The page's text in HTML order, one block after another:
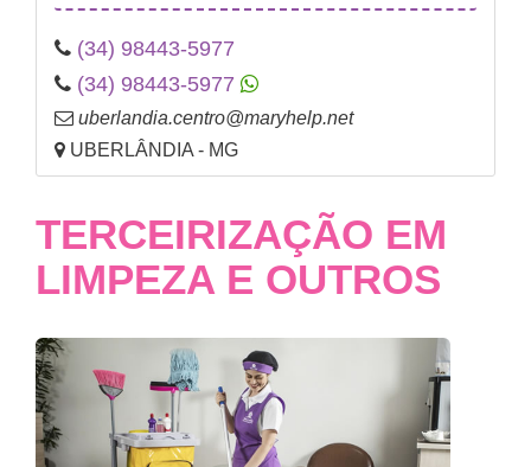
(34) 98443-5977
(34) 98443-5977
uberlandia.centro@maryhelp.net
UBERLÂNDIA - MG
TERCEIRIZAÇÃO EM
LIMPEZA E OUTROS